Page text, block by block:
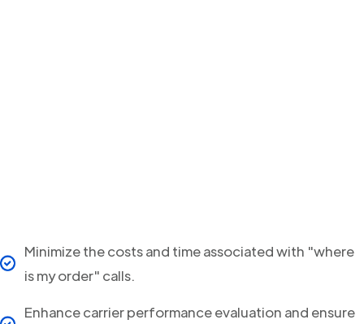
Minimize the costs and time associated with "where
is my order" calls.
Enhance carrier performance evaluation and ensure